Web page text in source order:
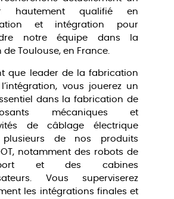
hautement qualifié en
et intégration pour
notre équipe dans la
de Toulouse, en France.
que leader de la fabrication
vous jouerez un
dans la fabrication de
mécaniques et
de câblage électrique
de nos produits
notamment des robots de
et des cabines
Vous superviserez
les intégrations finales et